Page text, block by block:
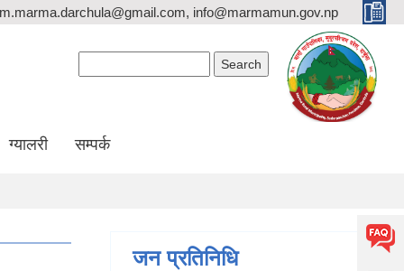
info@marmamun.gov.np
ग्यालरी सम्पर्क
जन प्रतिनिधि